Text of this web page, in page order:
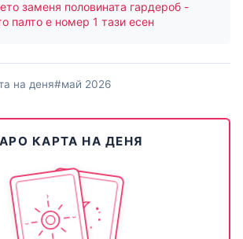
заменя половината гардероб -
палто е номер 1 тази есен
на деня#май 2026
КАРТА НА ДЕНЯ